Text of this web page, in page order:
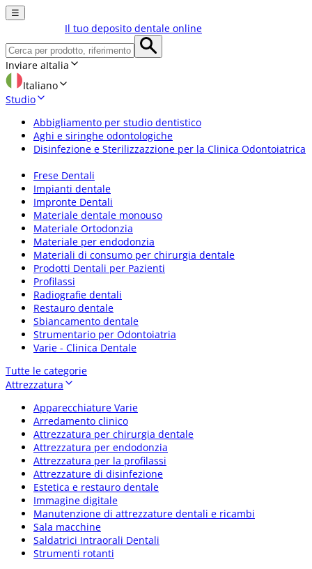
☰
Il tuo deposito dentale online
Inviare aItalia
Italiano
Studio
Abbigliamento per studio dentistico
Aghi e siringhe odontologiche
Disinfezione e Sterilizzazzione per la Clinica Odontoiatrica
Frese Dentali
Impianti dentale
Impronte Dentali
Materiale dentale monouso
Materiale Ortodonzia
Materiale per endodonzia
Materiali di consumo per chirurgia dentale
Prodotti Dentali per Pazienti
Profilassi
Radiografie dentali
Restauro dentale
Sbiancamento dentale
Strumentario per Odontoiatria
Varie - Clinica Dentale
Tutte le categorie
Attrezzatura
Apparecchiature Varie
Arredamento clinico
Attrezzatura per chirurgia dentale
Attrezzatura per endodonzia
Attrezzatura per la profilassi
Attrezzature di disinfezione
Estetica e restauro dentale
Immagine digitale
Manutenzione di attrezzature dentali e ricambi
Sala macchine
Saldatrici Intraorali Dentali
Strumenti rotanti